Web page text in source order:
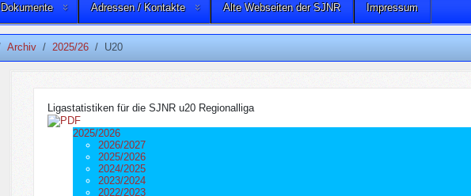
Dokumente Adressen / Kontakte Alte Webseiten der SJNR Impressum
Archiv 2025/26 U20
Ligastatistiken für die SJNR u20 Regionalliga
2025/2026
2026/2027
2025/2026
2024/2025
2023/2024
2022/2023